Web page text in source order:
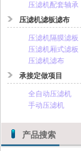
压滤机配套轴承
压滤机滤板滤布
压滤机隔膜滤板
压滤机厢式滤板
压滤机滤布
承接定做项目
全自动压滤机
手动压滤机
产品搜索